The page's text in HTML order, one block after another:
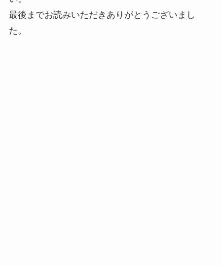
最後までお読みいただきありがとうございまし
た。